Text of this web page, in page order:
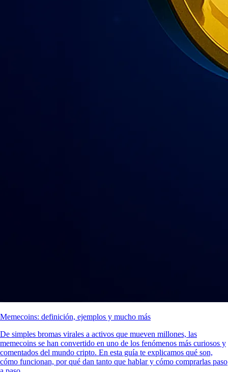
Memecoins: definición, ejemplos y mucho más
De simples bromas virales a activos que mueven millones, las
memecoins se han convertido en uno de los fenómenos más curiosos y
comentados del mundo cripto. En esta guía te explicamos qué son,
cómo funcionan, por qué dan tanto que hablar y cómo comprarlas paso